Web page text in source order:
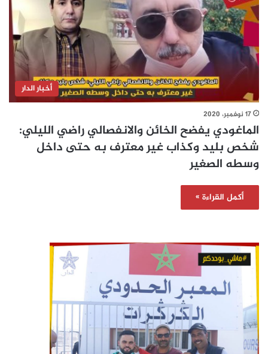
أخبار الدار
17 نوفمبر، 2020
الماغودي يفضح الخائن والانفصالي راضي الليلي:
شخص بليد وكذاب غير معترف به حتى داخل
وسطه الصغير
أكمل القراءة »